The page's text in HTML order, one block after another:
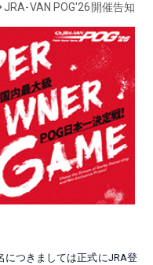
JRA-VAN POG'26開催告知
につきましては正式にJRA登